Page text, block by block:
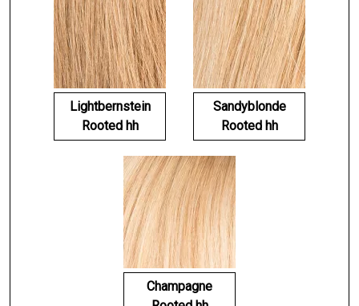
Lightbernstein
Rooted hh
Sandyblonde
Rooted hh
Champagne